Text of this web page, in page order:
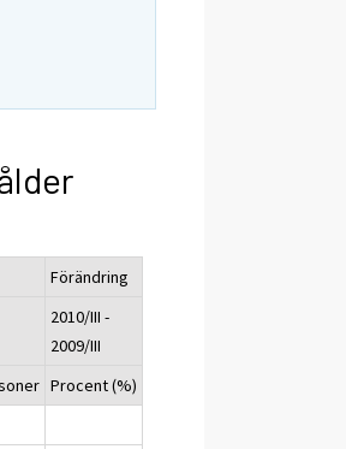
Förändring
2010/III -
2009/III
Procent (%)